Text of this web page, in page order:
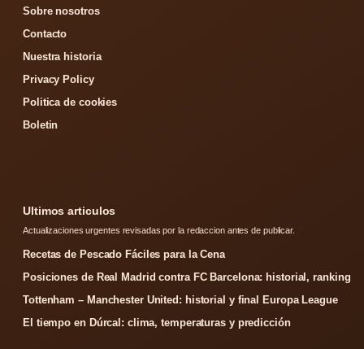
Sobre nosotros
Contacto
Nuestra historia
Privacy Policy
Politica de cookies
Boletin
Ultimos articulos
Actualizaciones urgentes revisadas por la redaccion antes de publicar.
Recetas de Pescado Fáciles para la Cena
Posiciones de Real Madrid contra FC Barcelona: historial, ranking
Tottenham – Manchester United: historial y final Europa League
El tiempo en Dúrcal: clima, temperaturas y predicción